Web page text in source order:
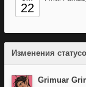
22
Изменения
Grimuar